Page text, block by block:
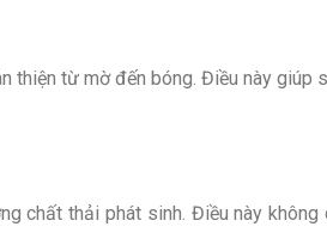
thiện từ mờ đến bóng. Điều này giúp
chất thải phát sinh. Điều này không